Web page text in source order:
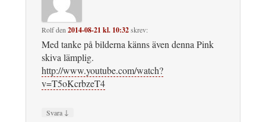
Rolfden 2014-08-21 kl. 10:32skrev:
Med tanke på bilderna känns även denna Pink
skiva lämplig.
http://www.youtube.com/watch?
v=T5oKcrbzeT4
Svara ↓